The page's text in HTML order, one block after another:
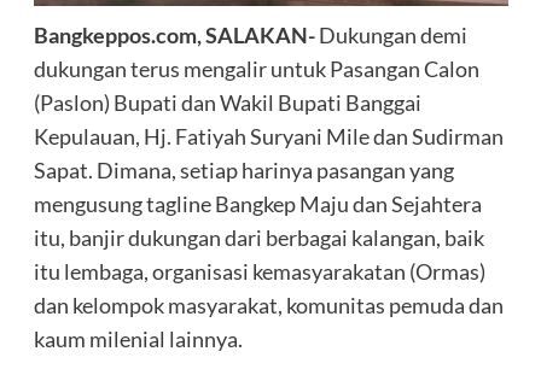
Bangkeppos.com, SALAKAN-Dukungan demi
dukungan terus mengalir untuk Pasangan Calon
(Paslon) Bupati dan Wakil Bupati Banggai
Kepulauan, Hj. Fatiyah Suryani Mile dan Sudirman
Sapat. Dimana, setiap harinya pasangan yang
mengusung tagline Bangkep Maju dan Sejahtera
itu, banjir dukungan dari berbagai kalangan, baik
itu lembaga, organisasi kemasyarakatan (Ormas)
dan kelompok masyarakat, komunitas pemuda dan
kaum milenial lainnya.